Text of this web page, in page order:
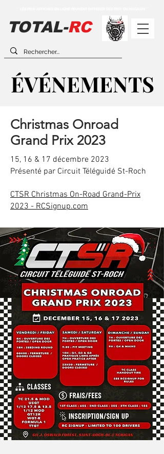
TOTAL-RC
ÉVÉNEMENTS
ÉVÉNEMENTS
Christmas Onroad
Grand Prix 2023
15, 16 & 17 décembre 2023
Présenté par Circuit Téléguidé St-Roch
CTSR Christmas On-Road Grand-Prix
2023 - RCSignup.com